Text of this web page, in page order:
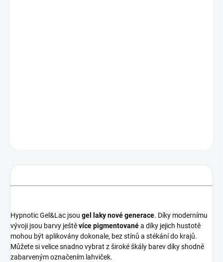
Hypnotic Gel&Lac jsou gel lakynové generace. Díky modernímu
vývoji jsou barvy ještěvíce pigmentovanéa díky jejich hustotě
mohou být aplikovány dokonale, bez stínů a stékání do krajů.
Můžete si velice snadno vybrat z široké škály barev díky shodně
zabarveným označením lahviček.